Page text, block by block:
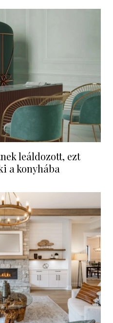
leáldozott, ezt
a konyhába